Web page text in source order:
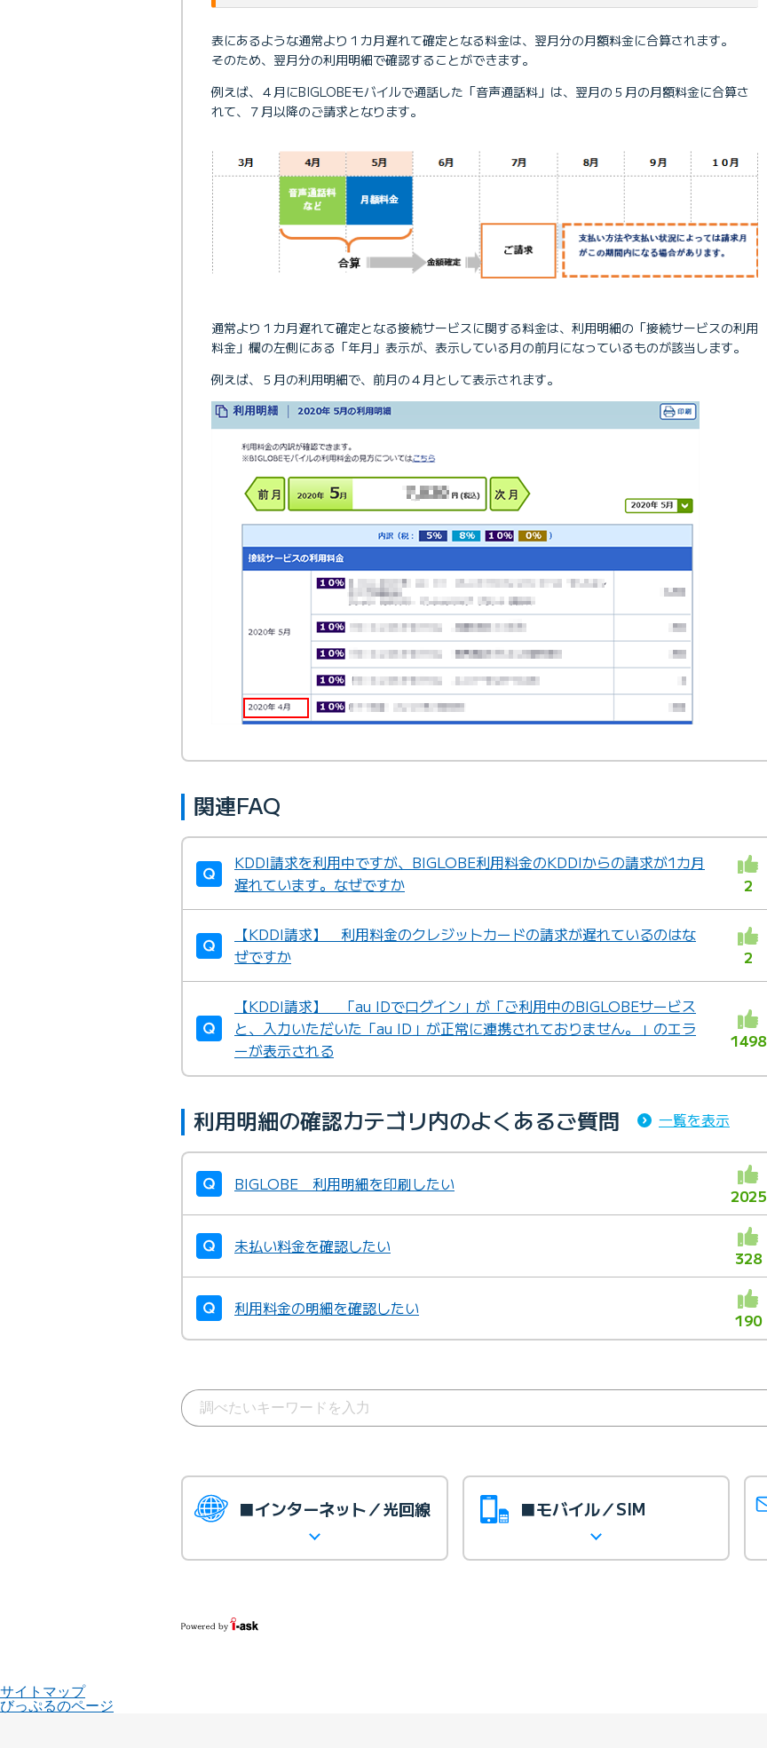
表にあるような通常より１カ月遅れて確定となる料金は、翌月分の月額料金に合算されます。
そのため、翌月分の利用明細で確認することができます。
例えば、４月にBIGLOBEモバイルで通話した「音声通話料」は、翌月の５月の月額料金に合算さ
れて、７月以降のご請求となります。
通常より１カ月遅れて確定となる接続サービスに関する料金は、利用明細の「接続サービスの利用
料金」欄の左側にある「年月」表示が、表示している月の前月になっているものが該当します。
例えば、５月の利用明細で、前月の４月として表示されます。
関連FAQ
KDDI請求を利用中ですが、BIGLOBE利用料金のKDDIからの請求が1カ月
遅れています。なぜですか
2
【KDDI請求】 利用料金のクレジットカードの請求が遅れているのはな
ぜですか
2
【KDDI請求】 「au IDでログイン」が「ご利用中のBIGLOBEサービス
と、入力いただいた「au ID」が正常に連携されておりません。」のエラ
ーが表示される
1498
利用明細の確認カテゴリ内のよくあるご質問 一覧を表示
BIGLOBE 利用明細を印刷したい
2025
未払い料金を確認したい
328
利用料金の明細を確認したい
190
■インターネット／光回線 ■モバイル／SIM
サイトマップ
びっぷるのページ